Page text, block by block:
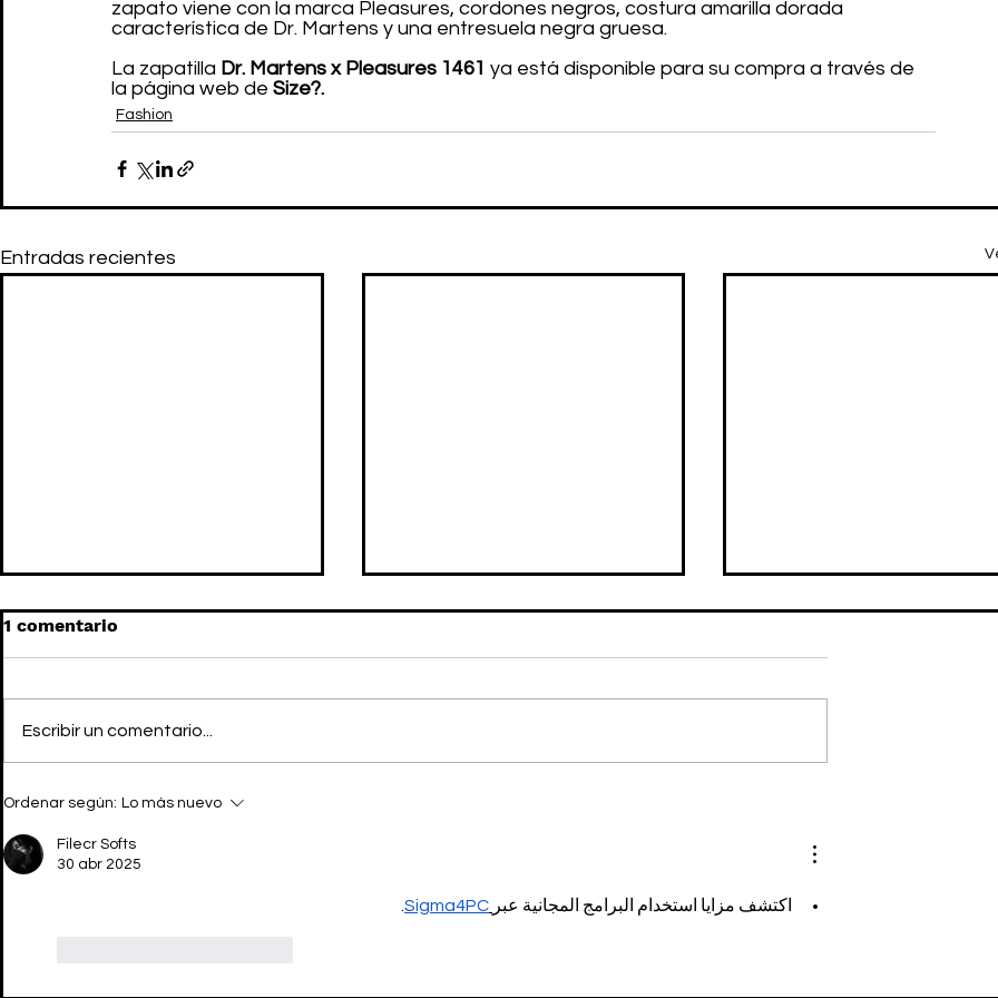
zapato viene con la marca Pleasures, cordones negros, costura amarilla dorada
característica de Dr. Martens y una entresuela negra gruesa.
La zapatilla Dr. Martens x Pleasures 1461 ya está disponible para su compra a través de
la página web de Size?.
Fashion
Entradas recientes
DIOR FW22
SSENSE
1 comentario
Escribir un comentario...
Ordenar según: Lo más nuevo
Filecr Softs
30 abr 2025
اكتشف مزايا استخدام البرامج المجانية عبر Sigma4PC